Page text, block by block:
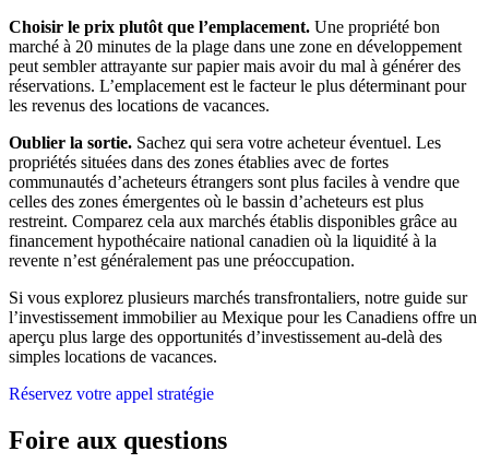
Choisir le prix plutôt que l’emplacement. Une propriété bon
marché à 20 minutes de la plage dans une zone en développement
peut sembler attrayante sur papier mais avoir du mal à générer des
réservations. L’emplacement est le facteur le plus déterminant pour
les revenus des locations de vacances.
Oublier la sortie. Sachez qui sera votre acheteur éventuel. Les
propriétés situées dans des zones établies avec de fortes
communautés d’acheteurs étrangers sont plus faciles à vendre que
celles des zones émergentes où le bassin d’acheteurs est plus
restreint. Comparez cela aux marchés établis disponibles grâce au
financement hypothécaire national canadien où la liquidité à la
revente n’est généralement pas une préoccupation.
Si vous explorez plusieurs marchés transfrontaliers, notre guide sur
l’investissement immobilier au Mexique pour les Canadiens offre un
aperçu plus large des opportunités d’investissement au-delà des
simples locations de vacances.
Réservez votre appel stratégie
Foire aux questions